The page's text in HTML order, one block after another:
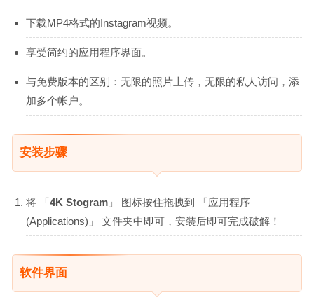
下载MP4格式的Instagram视频。
享受简约的应用程序界面。
与免费版本的区别：无限的照片上传，无限的私人访问，添
加多个帐户。
安装步骤
将 「4K Stogram 」 图标按住拖拽到 「应用程序
(Applications)」 文件夹中即可，安装后即可完成破解！
软件界面